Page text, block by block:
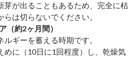
芽が出ることもあるため、完全に枯
は切らないでください。
（約2ヶ月間）
ギーを蓄える時期です。
めに（10日に1回程度）し、乾燥気